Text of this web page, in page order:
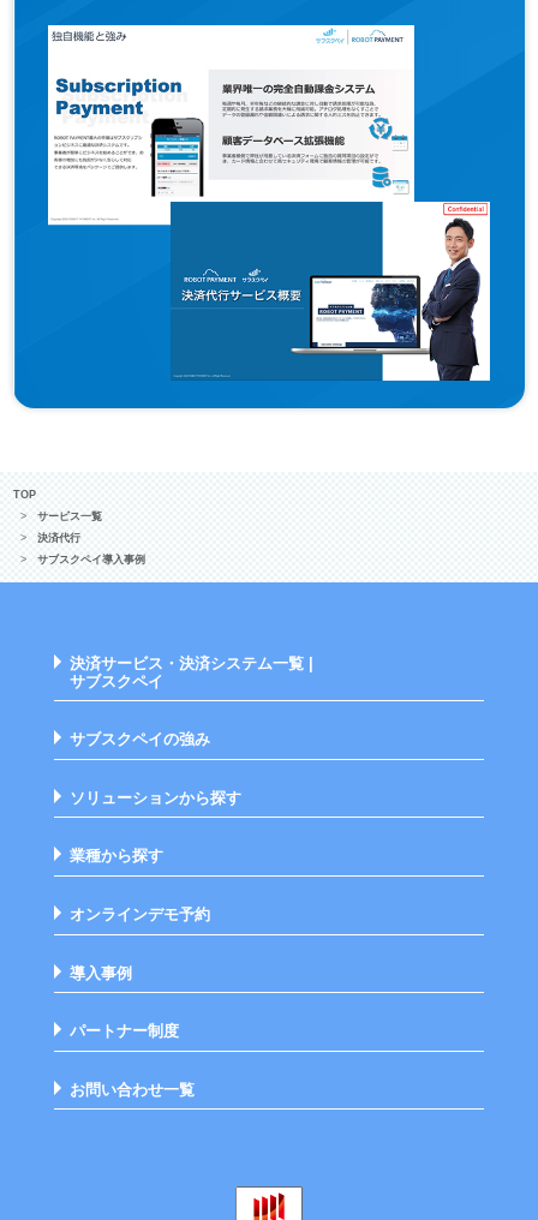
TOP
サービス一覧
決済代行
サブスクペイ導入事例
決済サービス・決済システム一覧 |
サブスクペイ
サブスクペイの強み
ソリューションから探す
業種から探す
オンラインデモ予約
導入事例
パートナー制度
お問い合わせ一覧